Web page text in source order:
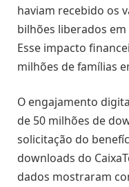
haviam recebido os
bilhões liberados
Esse impacto
milhões de famílias
O engajamento
de 50 milhões de
solicitação do
downloads do
dados mostraram